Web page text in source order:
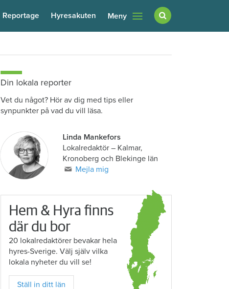
Reportage Hyresakuten Meny
Din lokala reporter
Vet du något? Hör av dig med tips eller
synpunkter på vad du vill läsa.
Linda Mankefors
Lokalredaktör – Kalmar,
Kronoberg och Blekinge län
Mejla mig
Hem & Hyra finns
där du bor
20 lokalredaktörer bevakar hela
hyres-Sverige. Välj själv vilka
lokala nyheter du vill se!
Ställ in ditt län